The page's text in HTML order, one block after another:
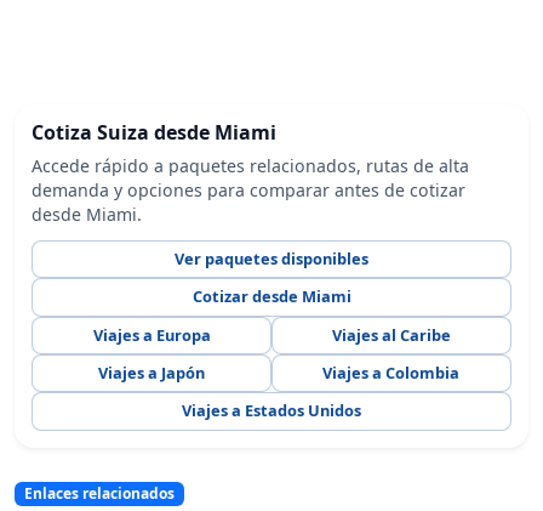
Cotiza Suiza desde Miami
Accede rápido a paquetes relacionados, rutas de alta
demanda y opciones para comparar antes de cotizar
desde Miami.
Ver paquetes disponibles
Cotizar desde Miami
Viajes a Europa
Viajes al Caribe
Viajes a Japón
Viajes a Colombia
Viajes a Estados Unidos
Enlaces relacionados